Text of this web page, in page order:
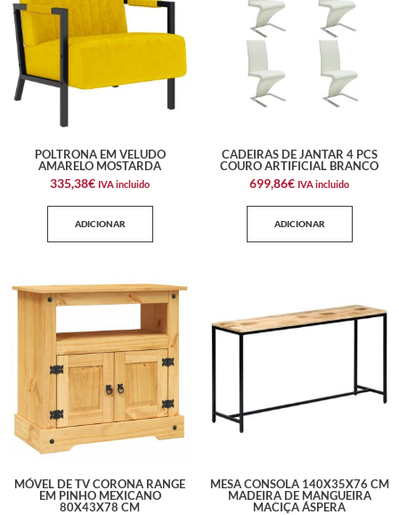
POLTRONA EM VELUDO
AMARELO MOSTARDA
335,38€ IVA incluido
ADICIONAR
CADEIRAS DE JANTAR 4 PCS
COURO ARTIFICIAL BRANCO
699,86€ IVA incluido
ADICIONAR
MÓVEL DE TV CORONA RANGE
EM PINHO MEXICANO
80X43X78 CM
MESA CONSOLA 140X35X76 CM
MADEIRA DE MANGUEIRA
MACIÇA ÁSPERA